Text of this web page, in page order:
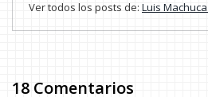
Ver todos los posts de: Luis
18 Comentarios